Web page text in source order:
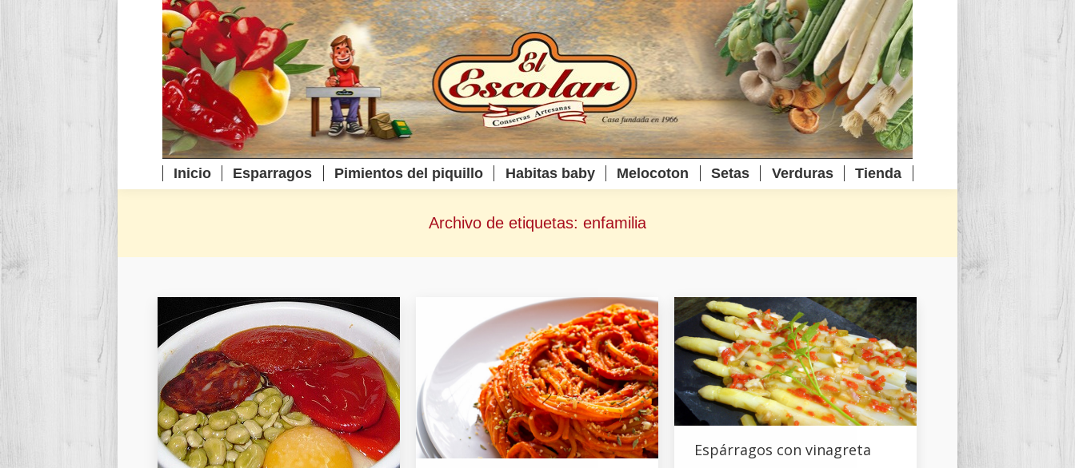
Inicio Esparragos Pimientos del piquillo Habitas baby Melocoton Setas Verduras Tienda
Archivo de etiquetas: enfamilia
Espárragos con vinagreta